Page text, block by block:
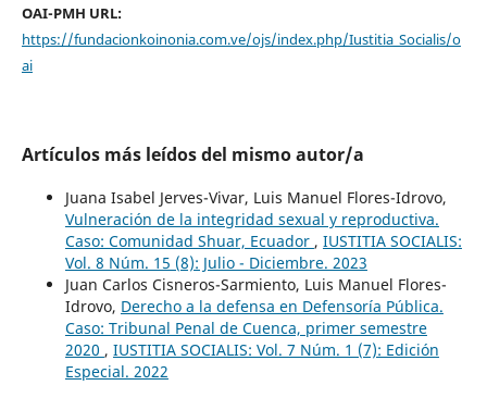
OAI-PMH URL:
https://fundacionkoinonia.com.ve/ojs/index.php/Iustitia_Socialis/o
ai
Artículos más leídos del mismo autor/a
Juana Isabel Jerves-Vivar, Luis Manuel Flores-Idrovo,
Vulneración de la integridad sexual y reproductiva.
Caso: Comunidad Shuar, Ecuador , IUSTITIA SOCIALIS:
Vol. 8 Núm. 15 (8): Julio - Diciembre. 2023
Juan Carlos Cisneros-Sarmiento, Luis Manuel Flores-
Idrovo, Derecho a la defensa en Defensoría Pública.
Caso: Tribunal Penal de Cuenca, primer semestre
2020 , IUSTITIA SOCIALIS: Vol. 7 Núm. 1 (7): Edición
Especial. 2022